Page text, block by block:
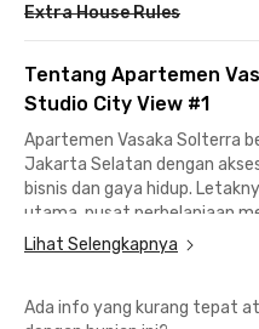
Extra House Rules
Tentang Apartemen
Studio City View #1
Apartemen Vasaka Solterra
Jakarta Selatan dengan
bisnis dan gaya hidup.
utama, pusat perbelanjaan
rumah sakit berstandar
sangat mudah, hanya
Bandara Halim
Lihat Selengkapnya
Ada info yang kurang tepat